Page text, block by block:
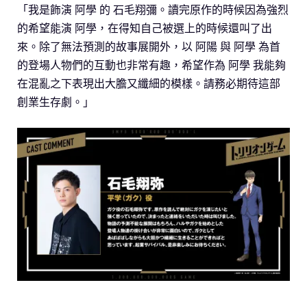
「我是飾演 阿學 的 石毛翔彌。讀完原作的時候因為強烈
的希望能演 阿學，在得知自己被選上的時候還叫了出
來。除了無法預測的故事展開外，以 阿陽 與 阿學 為首
的登場人物們的互動也非常有趣，希望作為 阿學 我能夠
在混亂之下表現出大膽又纖細的模樣。請務必期待這部
創業生存劇。」